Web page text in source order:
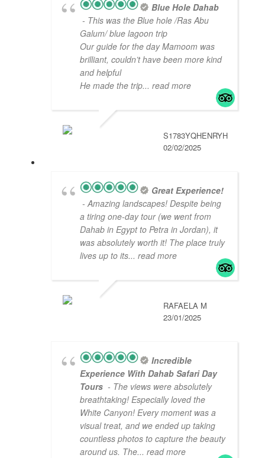
Blue Hole Dahab
- This was the Blue hole /Ras Abu
Galum/ blue lagoon trip
Our guide for the day Mamoom was
brilliant, couldn’t have been more kind
and helpful
He made the trip... read more
S1783YQHENRYH
02/02/2025
Great Experience!
- Amazing landscapes! Despite being
a tiring one-day tour (we went from
Dahab in Egypt to Petra in Jordan), it
was absolutely worth it! The place truly
lives up to its... read more
RAFAELA M
23/01/2025
Incredible
Experience With Dahab Safari Day
Tours - The views were absolutely
breathtaking! Especially loved the
White Canyon! Every moment was a
visual treat, and we ended up taking
countless photos to capture the beauty
around us. The... read more